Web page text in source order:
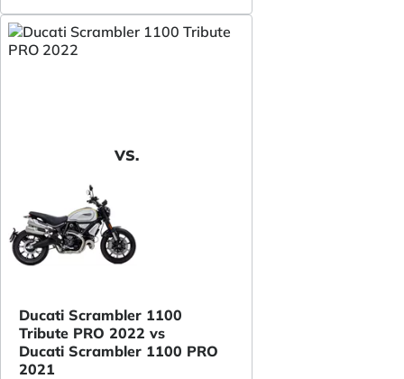
VS.
Ducati Scrambler 1100
Tribute PRO 2022 vs
Ducati Scrambler 1100 PRO
2021